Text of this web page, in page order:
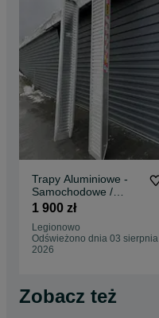
Trapy Aluminiowe -
Samochodowe /
Rampy / Najzady
1 900 zł
Legionowo
Odświeżono dnia 03 sierpnia
2026
Zobacz też